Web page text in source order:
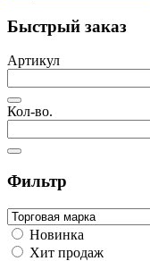
Быстрый заказ
Артикул
Кол-во.
Фильтр
Новинка
Хит продаж